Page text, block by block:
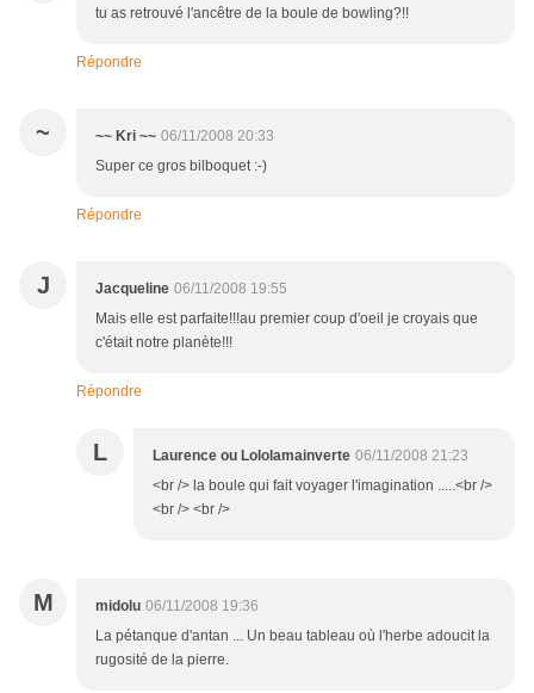
tu as retrouvé l'ancêtre de la boule de bowling?!!
Répondre
~ ~~ Kri ~~ 06/11/2008 20:33
Super ce gros bilboquet :-)
Répondre
J Jacqueline 06/11/2008 19:55
Mais elle est parfaite!!!au premier coup d'oeil je croyais que
c'était notre planète!!!
Répondre
L Laurence ou Lololamainverte 06/11/2008 21:23
<br /> la boule qui fait voyager l'imagination .....<br />
<br /> <br />
M midolu 06/11/2008 19:36
La pétanque d'antan ... Un beau tableau où l'herbe adoucit la
rugosité de la pierre.